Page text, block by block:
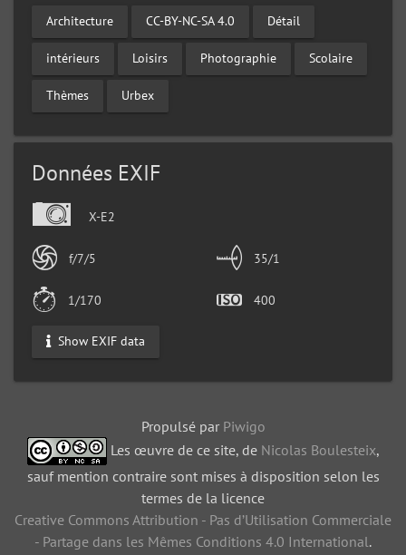
Architecture CC-BY-NC-SA 4.0 Détail
intérieurs Loisirs Photographie Scolaire
Thèmes Urbex
Données EXIF
X-E2
f/7/5 35/1
1/170 400
Show EXIF data
Propulsé par Piwigo
Les œuvre de ce site, de Nicolas Boulesteix,
sauf mention contraire sont mises à disposition selon les
termes de la licence
Creative Commons Attribution - Pas d’Utilisation Commerciale
- Partage dans les Mêmes Conditions 4.0 International.